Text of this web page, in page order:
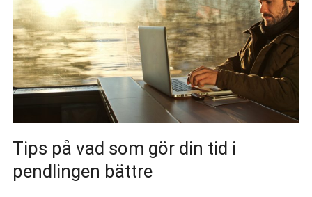
Tips på vad som gör din tid i
pendlingen bättre